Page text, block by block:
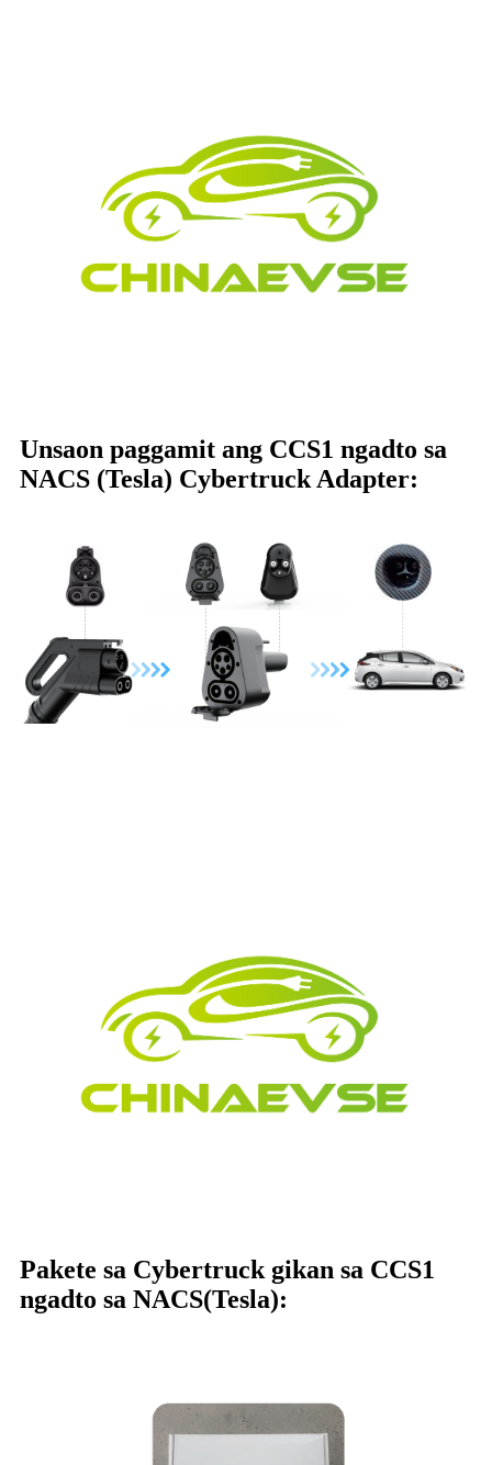
Unsaon paggamit ang CCS1 ngadto sa
NACS (Tesla) Cybertruck Adapter:
Pakete sa Cybertruck gikan sa CCS1
ngadto sa NACS(Tesla):